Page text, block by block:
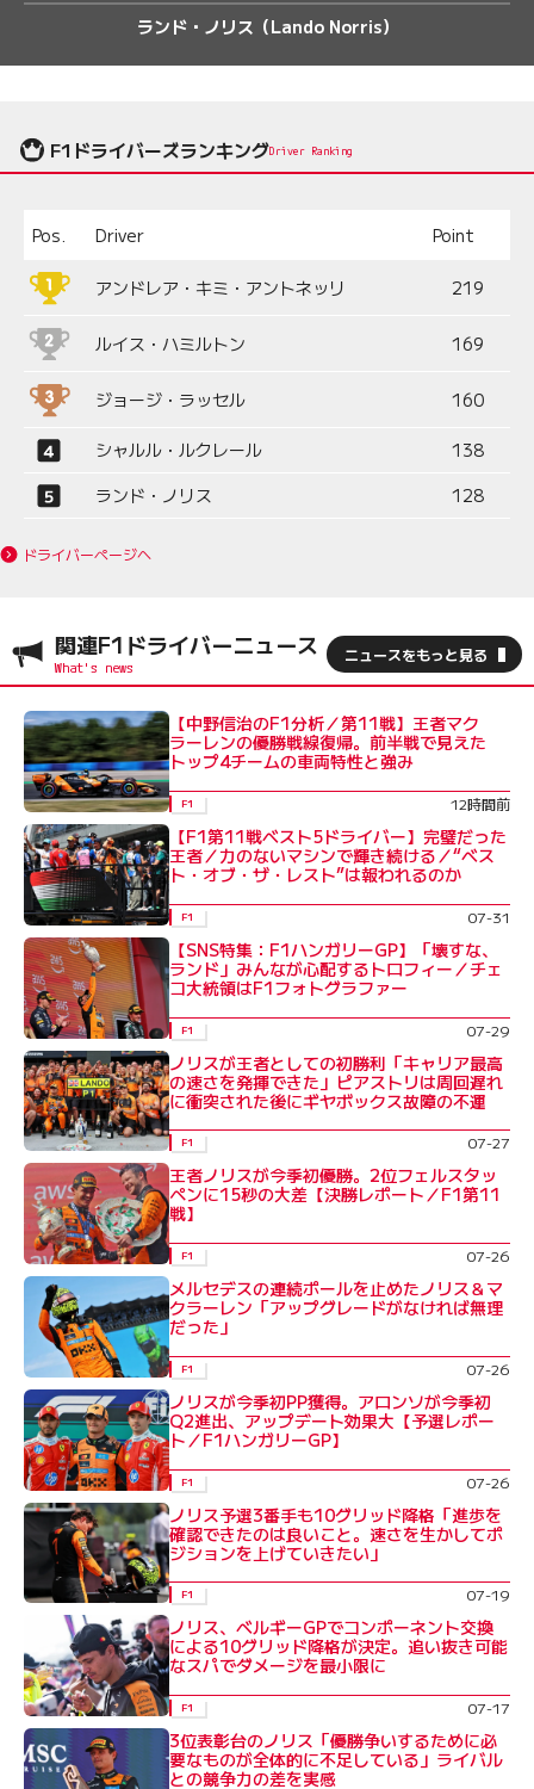
ランド・ノリス（Lando Norris）
F1ドライバーズランキングDriver Ranking
Pos. Driver Point
アンドレア・キミ・アントネッリ 219
ルイス・ハミルトン 169
ジョージ・ラッセル 160
シャルル・ルクレール
138
ランド・ノリス
128
ドライバーページへ
関連F1ドライバーニュース ニュースをもっと見る
【中野信治のF1分析／第11戦】王者マク
ラーレンの優勝戦線復帰。前半戦で見えた
トップ4チームの車両特性と強み
F1 12時間前
【F1第11戦ベスト5ドライバー】完璧だった
王者／力のないマシンで輝き続ける／“ベス
ト・オブ・ザ・レスト”は報われるのか
F1 07-31
【SNS特集：F1ハンガリーGP】「壊すな、
ランド」みんなが心配するトロフィー／チェ
コ大統領はF1フォトグラファー
F1 07-29
ノリスが王者としての初勝利「キャリア最高
の速さを発揮できた」ピアストリは周回遅れ
に衝突された後にギヤボックス故障の不運
F1 07-27
王者ノリスが今季初優勝。2位フェルスタッ
ペンに15秒の大差【決勝レポート／F1第11
戦】
F1 07-26
メルセデスの連続ポールを止めたノリス＆マ
クラーレン「アップグレードがなければ無理
だった」
F1 07-26
ノリスが今季初PP獲得。アロンソが今季初
Q2進出、アップデート効果大【予選レポー
ト／F1ハンガリーGP】
F1 07-26
ノリス予選3番手も10グリッド降格「進歩を
確認できたのは良いこと。速さを生かしてポ
ジションを上げていきたい」
F1 07-19
ノリス、ベルギーGPでコンポーネント交換
による10グリッド降格が決定。追い抜き可能
なスパでダメージを最小限に
F1 07-17
3位表彰台のノリス「優勝争いするために必
要なものが全体的に不足している」ライバル
との競争力の差を実感